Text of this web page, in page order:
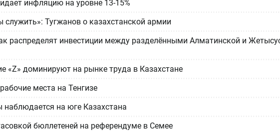
инфляцию на уровне 13-15%
Тугжанов о казахстанской армии
распределят инвестиции между разделёнными Алматинской и
«Z» доминируют на рынке труда в Казахстане
места на Тенгизе
на юге Казахстана
бюллетеней на референдуме в Семее